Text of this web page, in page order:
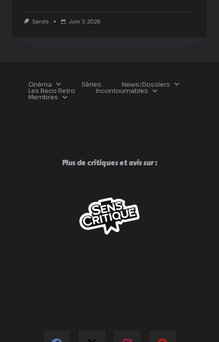
Sands Juin 3, 2026
Cinéma Séries News/Dossiers
Les Reco Retro Incontournables
Membres
Plus de critiques et avis sur :